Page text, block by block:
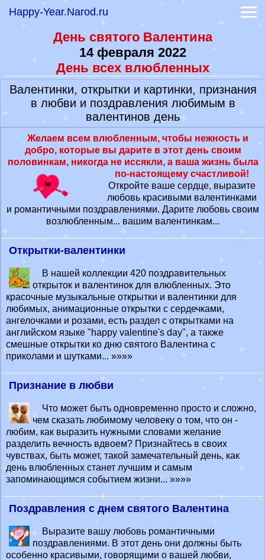
День святого Валентина
14 февраля 2022
День всех влюбленных
Валентинки, открытки и картинки, признания
в любви и поздравления любимым в
валентинов день
Желаем всем влюбленным, чтобы нежность и
добро, которые вы дарите в этот день своим
половинкам, никогда не иссякли, а ваша жизнь была
по-настоящему счастливой!
Откройте ваше сердце, выразите
любовь красивыми валентинками
и романтичными поздравлениями. Дарите любовь своим
возлюбленным... вашим валентинкам...
Открытки-валентинки
В нашей коллекции 420 поздравительных
открыток и валентинок для влюбленных. Это
красочные музыкальные открытки и валентинки для
любимых, анимационные открытки с сердечками,
ангелочками и розами, есть раздел с открытками на
английском языке "happy valentine's day", а также
смешные открытки ко дню святого Валентина с
приколами и шутками... »»»»
Признание в любви
Что может быть одновременно просто и сложно,
чем сказать любимому человеку о том, что он -
любим, как выразить нужными словами желание
разделить вечность вдвоем? Признайтесь в своих
чувствах, быть может, такой замечательный день, как
день влюбленных станет лучшим и самым
запоминающимся событием жизни... »»»»
Поздравления с днем святого Валентина
Выразите вашу любовь романтичными
поздравлениями. В этот день они должны быть
особенно красивыми, говорящими о вашей любви,
Happy-Year.Narod.ruПрикольные смс
Гадание онлайн
- Книга судеб
Книга перемен
Гороскопы
-Гороскоп на сегодня
- Гороскоп на 2022 год
Лунный календарь 2022
Значение имени
Сонник
Обои на заставку
Эффективные диеты